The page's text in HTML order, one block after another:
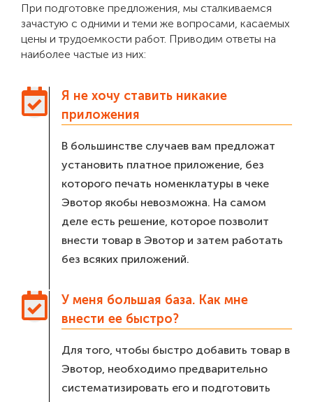
При подготовке предложения, мы сталкиваемся
зачастую с одними и теми же вопросами, касаемых
цены и трудоемкости работ. Приводим ответы на
наиболее частые из них:
Я не хочу ставить никакие
приложения
В большинстве случаев вам предложат
установить платное приложение, без
которого печать номенклатуры в чеке
Эвотор якобы невозможна. На самом
деле есть решение, которое позволит
внести товар в Эвотор и затем работать
без всяких приложений.
У меня большая база. Как мне
внести ее быстро?
Для того, чтобы быстро добавить товар в
Эвотор, необходимо предварительно
систематизировать его и подготовить